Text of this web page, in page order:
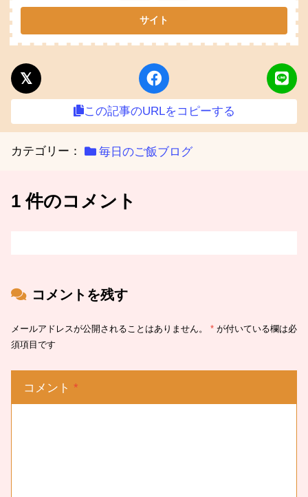
この記事のURLをコピーする
カテゴリー： 毎日のご飯ブログ
1 件のコメント
コメントを残す
メールアドレスが公開されることはありません。 * が付いている欄は必
須項目です
コメント *